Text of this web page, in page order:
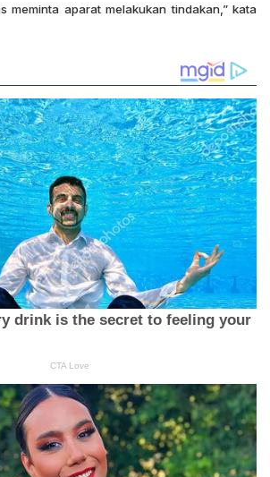
meminta aparat melakukan tindakan,” kata